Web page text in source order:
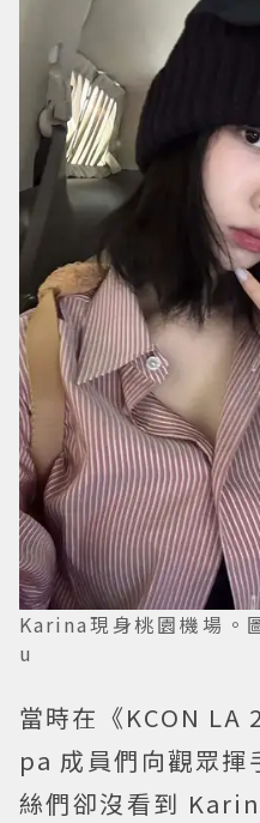
Karina現身桃園機場
u
當時在《KCON LA
pa 成員們向觀眾揮
絲們卻沒看到